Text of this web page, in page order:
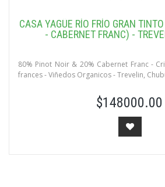
CASA YAGÜE RÍO FRÍO GRAN
- CABERNET FRANC) -
80% Pinot Noir & 20% Cabernet Franc -
frances - Viñedos Organicos - Trevelin,
$148000.00